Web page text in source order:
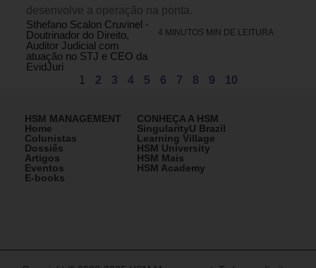
desenvolve a operação na ponta.
Sthefano Scalon Cruvinel -
Doutrinador do Direito,
Auditor Judicial com
atuação no STJ e CEO da
EvidJuri
4 MINUTOS MIN DE LEITURA
1 2 3 4 5 6 7 8 9 10
HSM MANAGEMENT
Home
Colunistas
Dossiês
Artigos
Eventos
E-books
CONHEÇA A HSM
SingularityU Brazil
Learning Village
HSM University
HSM Mais
HSM Academy